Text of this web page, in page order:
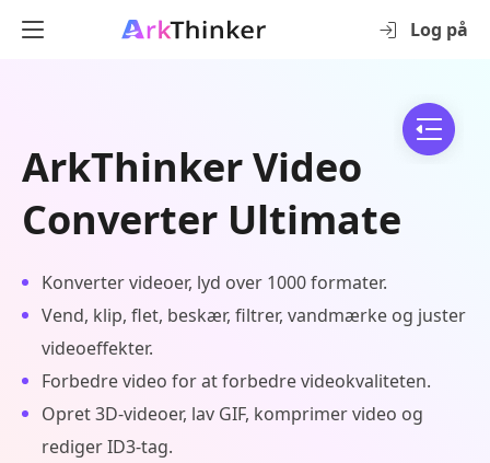
Log på
ArkThinker Video
Converter Ultimate
Konverter videoer, lyd over 1000 formater.
Vend, klip, flet, beskær, filtrer, vandmærke og juster
videoeffekter.
Forbedre video for at forbedre videokvaliteten.
Opret 3D-videoer, lav GIF, komprimer video og
rediger ID3-tag.